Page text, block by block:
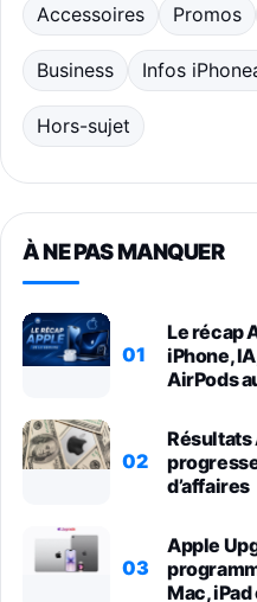
Accessoires Promos
Business Infos
Hors-sujet
À NE PAS MANQUER
01
Le récap
iPhone,
AirPods
02
Résultats
d’affaires
03
Apple
Mac,